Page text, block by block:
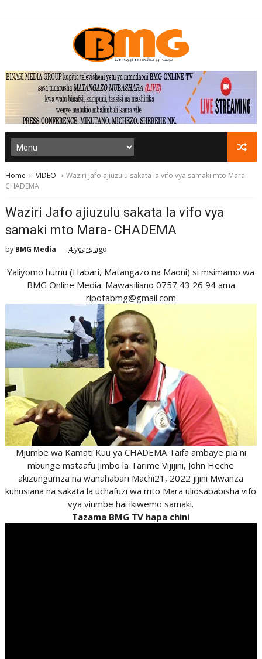
Home VIDEO
Waziri Jafo ajiuzulu sakata la vifo vya samaki mto Mara-
CHADEMA
Waziri Jafo ajiuzulu sakata la vifo vya
samaki mto Mara- CHADEMA
by BMG Media 4 years ago
Yaliyomo humu (Habari, Matangazo na Maoni) si msimamo wa
BMG Online Media. Mawasiliano 0757 43 26 94 ama
ripotabmg@gmail.com
Mjumbe wa Kamati Kuu ya CHADEMA Taifa ambaye pia ni
mbunge mstaafu Jimbo la Tarime Vijijini, John Heche
akizungumza na wanahabari Machi21, 2022 jijini Mwanza
kuhusiana na sakata la uchafuzi wa mto Mara uliosababisha vifo
vya viumbe hai ikiwemo samaki.
Tazama BMG TV hapa chini